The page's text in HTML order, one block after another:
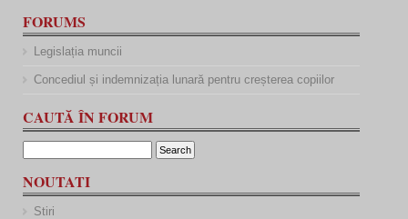
FORUMS
Legislația muncii
Concediul și indemnizația lunară pentru creșterea copiilor
CAUTĂ ÎN FORUM
NOUTATI
Stiri